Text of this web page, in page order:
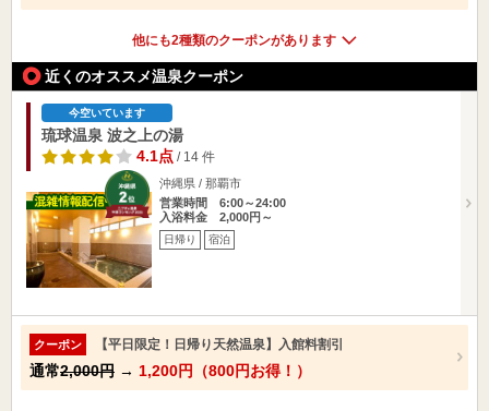
他にも2種類のクーポンがあります
近くのオススメ温泉クーポン
今空いています
琉球温泉 波之上の湯
4.1点/ 14 件
沖縄県 / 那覇市
営業時間 6:00～24:00
入浴料金 2,000円～
日帰り 宿泊
クーポン 【平日限定！日帰り天然温泉】入館料割引
通常2,000円 → 1,200円（800円お得！）